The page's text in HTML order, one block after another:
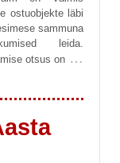
ostuobjekte läbi
sammuna
leida.
otsus on …